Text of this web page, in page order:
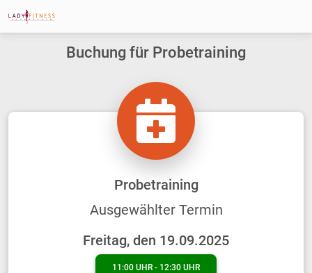
Buchung für Probetraining
Probetraining
Ausgewählter Termin
Freitag, den 19.09.2025
11:00 UHR - 12:30 UHR